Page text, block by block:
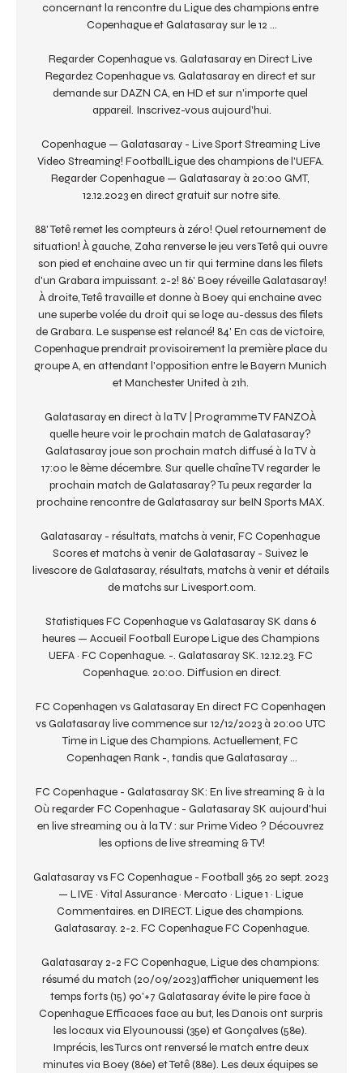
concernant la rencontre du Ligue des champions entre
Copenhague et Galatasaray sur le 12 ...
Regarder Copenhague vs. Galatasaray en Direct Live
Regardez Copenhague vs. Galatasaray en direct et sur
demande sur DAZN CA, en HD et sur n'importe quel
appareil. Inscrivez-vous aujourd'hui.
Copenhague — Galatasaray - Live Sport Streaming Live
Video Streaming! FootballLigue des champions de l'UEFA.
Regarder Copenhague — Galatasaray à 20:00 GMT,
12.12.2023 en direct gratuit sur notre site.
88' Tetê remet les compteurs à zéro! Quel retournement de
situation! À gauche, Zaha renverse le jeu vers Tetê qui ouvre
son pied et enchaine avec un tir qui termine dans les filets
d'un Grabara impuissant. 2-2! 86' Boey réveille Galatasaray!
À droite, Tetê travaille et donne à Boey qui enchaine avec
une superbe volée du droit qui se loge au-dessus des filets
de Grabara. Le suspense est relancé! 84' En cas de victoire,
Copenhague prendrait provisoirement la première place du
groupe A, en attendant l'opposition entre le Bayern Munich
et Manchester United à 21h.
Galatasaray en direct à la TV | Programme TV FANZOÀ
quelle heure voir le prochain match de Galatasaray?
Galatasaray joue son prochain match diffusé à la TV à
17:00 le 8ème décembre. Sur quelle chaîne TV regarder le
prochain match de Galatasaray? Tu peux regarder la
prochaine rencontre de Galatasaray sur beIN Sports MAX.
Galatasaray - résultats, matchs à venir, FC Copenhague
Scores et matchs à venir de Galatasaray - Suivez le
livescore de Galatasaray, résultats, matchs à venir et détails
de matchs sur Livesport.com.
Statistiques FC Copenhague vs Galatasaray SK dans 6
heures — Accueil Football Europe Ligue des Champions
UEFA · FC Copenhague. -. Galatasaray SK. 12.12.23. FC
Copenhague. 20:00. Diffusion en direct.
FC Copenhagen vs Galatasaray En direct FC Copenhagen
vs Galatasaray live commence sur 12/12/2023 à 20:00 UTC
Time in Ligue des Champions. Actuellement, FC
Copenhagen Rank -, tandis que Galatasaray ...
FC Copenhague - Galatasaray SK: En live streaming & à la
Où regarder FC Copenhague - Galatasaray SK aujourd'hui
en live streaming ou à la TV : sur Prime Video ? Découvrez
les options de live streaming & TV!
Galatasaray vs FC Copenhague - Football 365 20 sept. 2023
— LIVE · Vital Assurance · Mercato · Ligue 1 · Ligue
Commentaires. en DIRECT. Ligue des champions.
Galatasaray. 2-2. FC Copenhague FC Copenhague.
Galatasaray 2-2 FC Copenhague, Ligue des champions:
résumé du match (20/09/2023)afficher uniquement les
temps forts (15) 90'+7 Galatasaray évite le pire face à
Copenhague Efficaces face au but, les Danois ont surpris
les locaux via Elyounoussi (35e) et Gonçalves (58e).
Imprécis, les Turcs ont renversé le match entre deux
minutes via Boey (86e) et Tetê (88e). Les deux équipes se